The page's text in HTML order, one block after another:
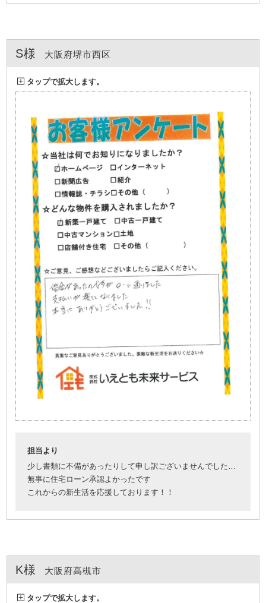
S様 大阪府堺市西区
担当より
少し書類に不備があったりして申し訳ございませんでした…
無事に住宅ローン承認よかったです
これからの新生活を応援しております！！
K様 大阪府高槻市